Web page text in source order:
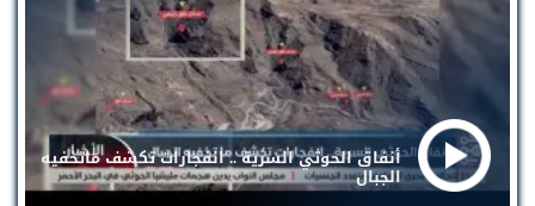
أنفاق الحوثي السرية .. انفجارات تكشف ماتخفيه
الجبال